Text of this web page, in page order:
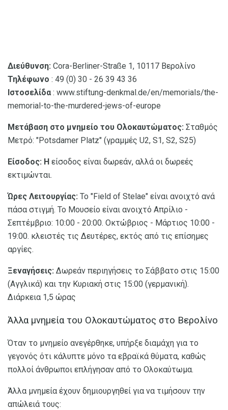
Διεύθυνση: Cora-Berliner-Straße 1, 10117 Βερολίνο
Τηλέφωνο : 49 (0) 30 - 26 39 43 36
Ιστοσελίδα : www.stiftung-denkmal.de/en/memorials/the-
memorial-to-the-murdered-jews-of-europe
Μετάβαση στο μνημείο του Ολοκαυτώματος: Σταθμός
Μετρό: "Potsdamer Platz" (γραμμές U2, S1, S2, S25)
Είσοδος: Η είσοδος είναι δωρεάν, αλλά οι δωρεές
εκτιμώνται.
Ώρες Λειτουργίας: Το "Field of Stelae" είναι ανοιχτό ανά
πάσα στιγμή. Το Μουσείο είναι ανοιχτό Απρίλιο -
Σεπτέμβριο: 10:00 - 20:00. Οκτώβριος - Μάρτιος 10:00 -
19:00. κλειστές τις Δευτέρες, εκτός από τις επίσημες
αργίες.
Ξεναγήσεις: Δωρεάν περιηγήσεις το Σάββατο στις 15:00
(Αγγλικά) και την Κυριακή στις 15:00 (γερμανική).
Διάρκεια 1,5 ώρας
Άλλα μνημεία του Ολοκαυτώματος στο Βερολίνο
Όταν το μνημείο ανεγέρθηκε, υπήρξε διαμάχη για το
γεγονός ότι κάλυπτε μόνο τα εβραϊκά θύματα, καθώς
πολλοί άνθρωποι επλήγησαν από το Ολοκαύτωμα.
Άλλα μνημεία έχουν δημιουργηθεί για να τιμήσουν την
απώλειά τους: